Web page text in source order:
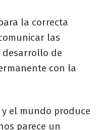
la correcta
las
desarrollo de
con la
el mundo produce
parece un